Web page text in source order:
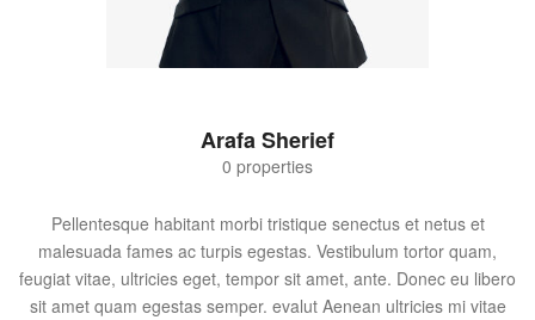
Arafa Sherief
0 properties
Pellentesque habitant morbi tristique senectus et netus et
malesuada fames ac turpis egestas. Vestibulum tortor quam,
feugiat vitae, ultricies eget, tempor sit amet, ante. Donec eu libero
sit amet quam egestas semper. evalut Aenean ultricies mi vitae